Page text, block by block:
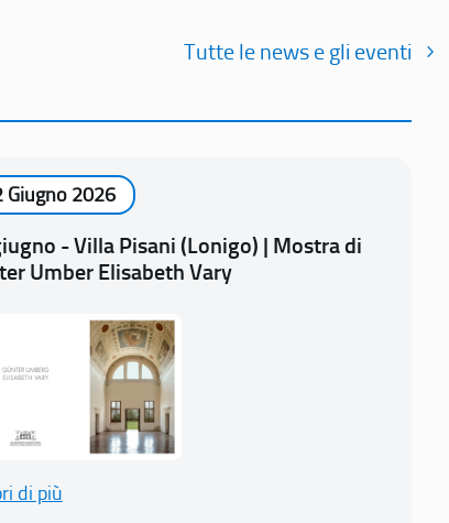
Tutte le news e gli eventi
Giugno 2026
- Villa Pisani (Lonigo) | Mostra di
Umber Elisabeth Vary
di più